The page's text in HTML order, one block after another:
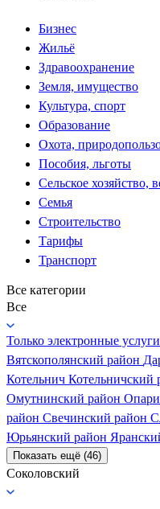
Бизнес
Жильё
Здравоохранение
Земля, имущество
Культура, спорт
Образование
Охота,
Пособия, льготы
Сельское хозяйство,
Семья
Строительство
Тарифы
Транспорт
Все категории
Все
Только электронные услуги
Вятскополянский район
Котельнич Котельничский
Омутнинский район
район Свечинский район
Юрьянский район
Показать ещё (46)
Соколовский